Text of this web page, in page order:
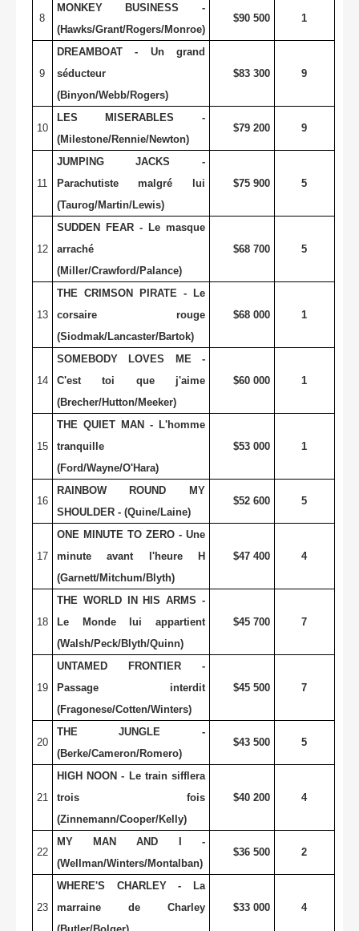
8
MONKEY BUSINESS -
(Hawks/Grant/Rogers/Monroe)
$90 500 1
9
DREAMBOAT - Un grand
séducteur
(Binyon/Webb/Rogers)
$83 300 9
10
LES MISERABLES -
(Milestone/Rennie/Newton)
$79 200 9
11
JUMPING JACKS -
Parachutiste malgré lui
(Taurog/Martin/Lewis)
$75 900 5
12
SUDDEN FEAR - Le masque
arraché
(Miller/Crawford/Palance)
$68 700 5
13
THE CRIMSON PIRATE - Le
corsaire rouge
(Siodmak/Lancaster/Bartok)
$68 000 1
14
SOMEBODY LOVES ME -
C'est toi que j'aime
(Brecher/Hutton/Meeker)
$60 000 1
15
THE QUIET MAN - L'homme
tranquille
(Ford/Wayne/O'Hara)
$53 000 1
16
RAINBOW ROUND MY
SHOULDER - (Quine/Laine)
$52 600 5
17
ONE MINUTE TO ZERO - Une
minute avant l'heure H
(Garnett/Mitchum/Blyth)
$47 400 4
18
THE WORLD IN HIS ARMS -
Le Monde lui appartient
(Walsh/Peck/Blyth/Quinn)
$45 700 7
19
UNTAMED FRONTIER -
Passage interdit
(Fragonese/Cotten/Winters)
$45 500 7
20
THE JUNGLE -
(Berke/Cameron/Romero)
$43 500 5
21
HIGH NOON - Le train sifflera
trois fois
(Zinnemann/Cooper/Kelly)
$40 200 4
22
MY MAN AND I -
(Wellman/Winters/Montalban)
$36 500 2
23
WHERE'S CHARLEY - La
marraine de Charley
$33 000 4